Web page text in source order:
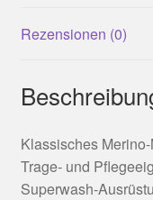
Rezensionen (0)
Klassisches
Trage- und
Superwash-